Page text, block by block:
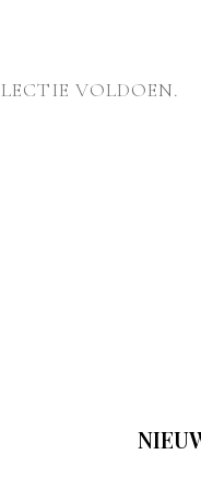
VOLDOEN.